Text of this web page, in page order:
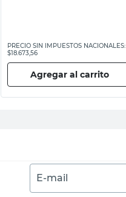
PRECIO SIN IMPUESTOS NACIONALES:
$18.673,56
Agregar al carrito
E-mail